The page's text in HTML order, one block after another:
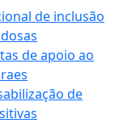
de inclusão
de apoio ao
de